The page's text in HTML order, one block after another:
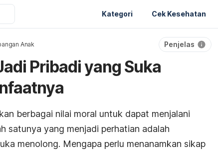
Kategori Cek Kesehatan
Anak Penjelas
Pribadi yang Suka
berbagai nilai moral untuk dapat menjalani
satunya yang menjadi perhatian adalah
menolong. Mengapa perlu menanamkan sikap